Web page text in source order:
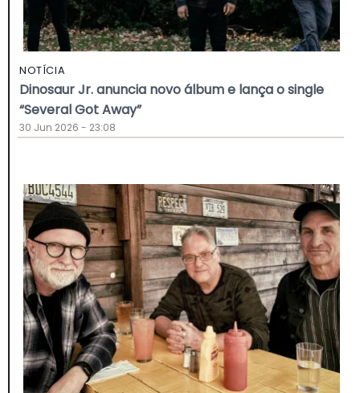
NOTÍCIA
Dinosaur Jr. anuncia novo álbum e lança o single
“Several Got Away”
30 Jun 2026 - 23:08